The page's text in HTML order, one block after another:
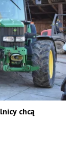
chcą